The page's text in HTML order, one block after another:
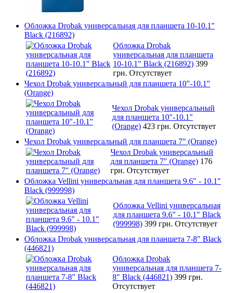
Обложка Drobak универсальная для планшета 10-10.1"
Black (216892)
Обложка Drobak
универсальная для планшета
10-10.1" Black (216892) 399
грн. Отсутствует
Чехол Drobak универсальный для планшета 10"-10.1"
(Orange)
Чехол Drobak универсальный
для планшета 10"-10.1"
(Orange) 423 грн. Отсутствует
Чехол Drobak универсальный для планшета 7" (Orange)
Чехол Drobak универсальный
для планшета 7" (Orange) 176
грн. Отсутствует
Обложка Vellini универсальная для планшета 9.6" - 10.1"
Black (999998)
Обложка Vellini универсальная
для планшета 9.6" - 10.1" Black
(999998) 399 грн. Отсутствует
Обложка Drobak универсальная для планшета 7-8" Black
(446821)
Обложка Drobak
универсальная для планшета 7-
8" Black (446821) 399 грн.
Отсутствует